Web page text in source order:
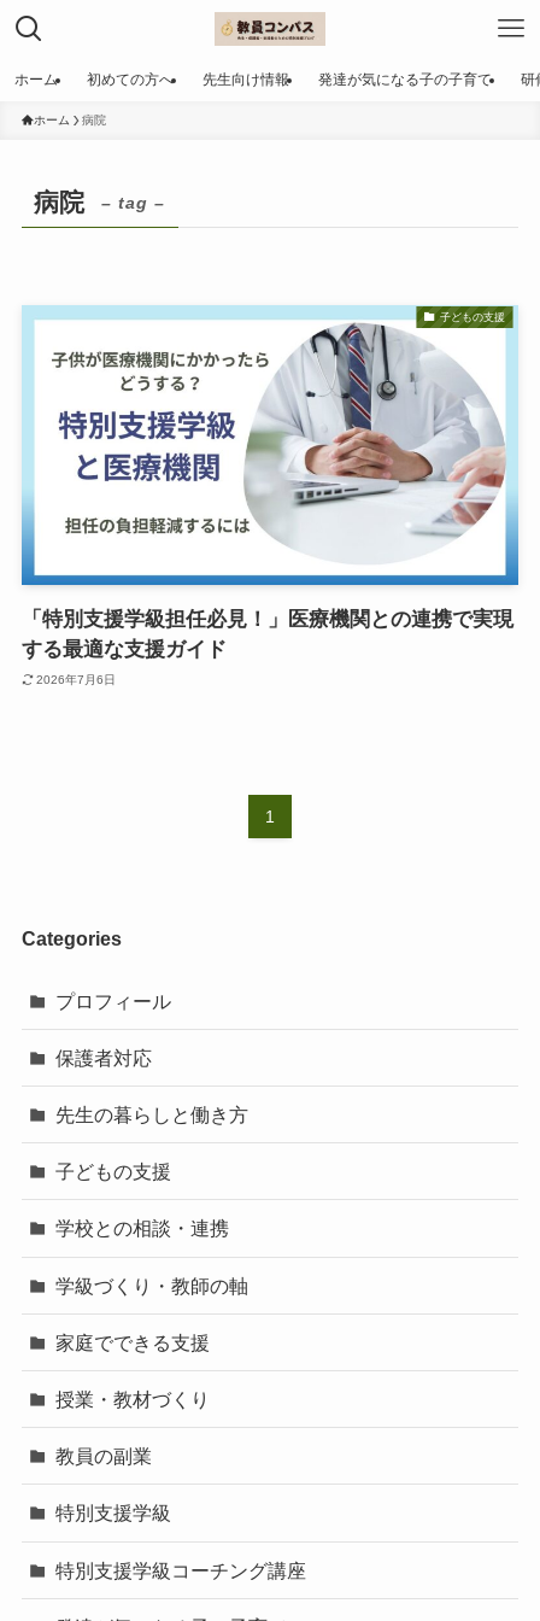
ホーム 初めての方へ 先生向け情報 発達が気になる子の子育て 研
ホーム 病院
病院 – tag –
子どもの支援
「特別支援学級担任必見！」医療機関との連携で実現
する最適な支援ガイド
2026年7月6日
1
Categories
プロフィール
保護者対応
先生の暮らしと働き方
子どもの支援
学校との相談・連携
学級づくり・教師の軸
家庭でできる支援
授業・教材づくり
教員の副業
特別支援学級
特別支援学級コーチング講座